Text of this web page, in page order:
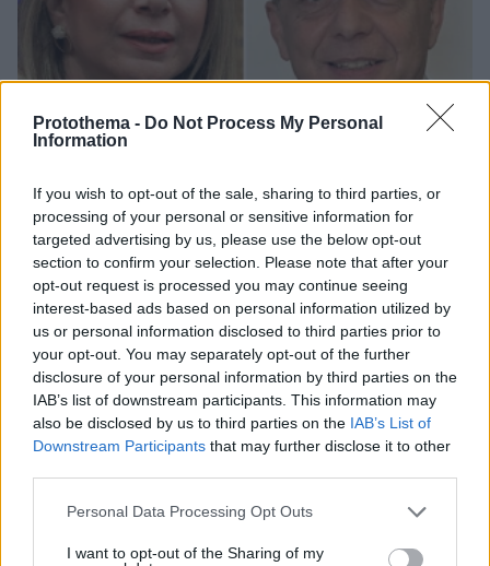
Protothema - Do Not Process My Personal
Information
If you wish to opt-out of the sale, sharing to third parties, or
processing of your personal or sensitive information for
targeted advertising by us, please use the below opt-out
section to confirm your selection. Please note that after your
opt-out request is processed you may continue seeing
interest-based ads based on personal information utilized by
us or personal information disclosed to third parties prior to
your opt-out. You may separately opt-out of the further
disclosure of your personal information by third parties on the
IAB’s list of downstream participants. This information may
also be disclosed by us to third parties on the IAB’s List of
Downstream Participants that may further disclose it to other
Please note that this website/app uses one or more Google
not limited to your visit or usage behaviour. You may click to
Personal Data Processing Opt Outs
I want to opt-out of the Sharing of my
Εγκαταλείπει το κόμμα Καρυστιανού και ο
επιχειρηματίας Νίκος Μπρουτζάκης: Καταγγέλλει
κλειστή κάστα, «λένε προδότες και πληρωμένους
όσους αποχωρούν»